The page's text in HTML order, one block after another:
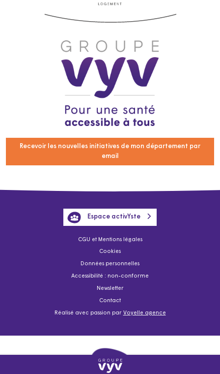
Recevoir les nouvelles initiatives de mon département par
email
CGU et Mentions légales
Cookies
Données personnelles
Accessibilité : non-conforme
Newsletter
Contact
Réalisé avec passion par Voyelle agence
Espace activYste